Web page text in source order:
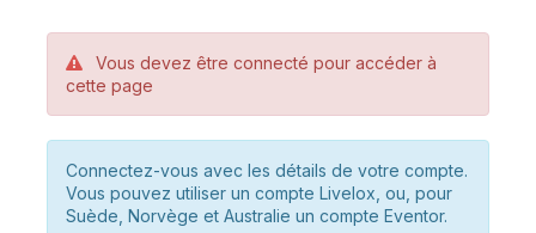
Vous devez être connecté pour accéder à
cette page
Connectez-vous avec les détails de votre compte.
Vous pouvez utiliser un compte Livelox, ou, pour
Suède, Norvège et Australie un compte Eventor.